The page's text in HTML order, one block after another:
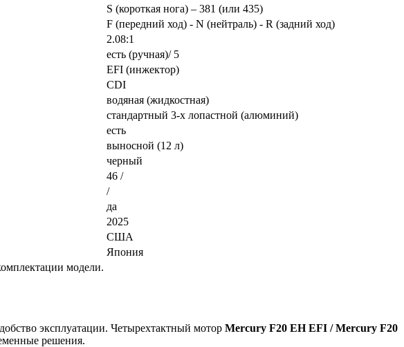
S (короткая нога) – 381 (или 435)
F (передний ход) - N (нейтраль) - R (задний ход)
2.08:1
есть (ручная)/ 5
EFI (инжектор)
CDI
водяная (жидкостная)
стандартный 3-х лопастной (алюминий)
есть
выносной (12 л)
черный
46 /
/
да
2025
США
Япония
модели.
эксплуатации. Четырехтактный мотор Mercury F20 EH EFI / Mercury F20
решения.